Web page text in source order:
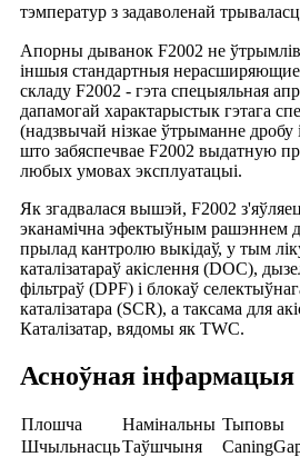
тэмператур з задаволенай
Апорны дыванок F2002 не
іншыя стандартныя
складу F2002 - гэта спецыяльная
дапамогай характарыстык гэтага
(надзвычай нізкае ўтрыманне дробу
што забяспечвае F2002 выдатную
любых умовах эксплуатацыі.
Як згадвалася вышэй, F2002
эканамічна эфектыўным рашэннем
прылад кантролю выкідаў, у тым
каталізатараў акіслення (DOC),
фільтраў (DPF) і блокаў
каталізатара (SCR), а таксама для
Каталізатар, вядомы як TWC.
Асноўная інфармацыя
Плошча Намінальны Тыповы
ШчыльнасцьТаўшчыня